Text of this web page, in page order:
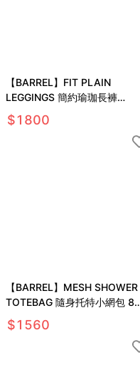
【BARREL】FIT PLAIN
LEGGINGS 簡約瑜珈長褲
#DUSTY PINK
$1800
【BARREL】MESH SHOWER
TOTEBAG 隨身托特小網包 8L
#PURPLE
$1560